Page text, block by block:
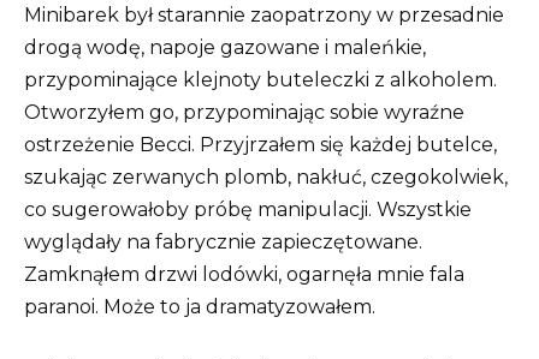
Minibarek był starannie zaopatrzony w przesadnie
drogą wodę, napoje gazowane i maleńkie,
przypominające klejnoty buteleczki z alkoholem.
Otworzyłem go, przypominając sobie wyraźne
ostrzeżenie Becci. Przyjrzałem się każdej butelce,
szukając zerwanych plomb, nakłuć, czegokolwiek,
co sugerowałoby próbę manipulacji. Wszystkie
wyglądały na fabrycznie zapieczętowane.
Zamknąłem drzwi lodówki, ogarnęła mnie fala
paranoi. Może to ja dramatyzowałem.